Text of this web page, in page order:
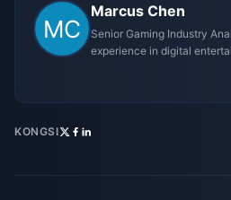
Marcus Chen
Senior Gaming Industry
experience in digital
KONGSI